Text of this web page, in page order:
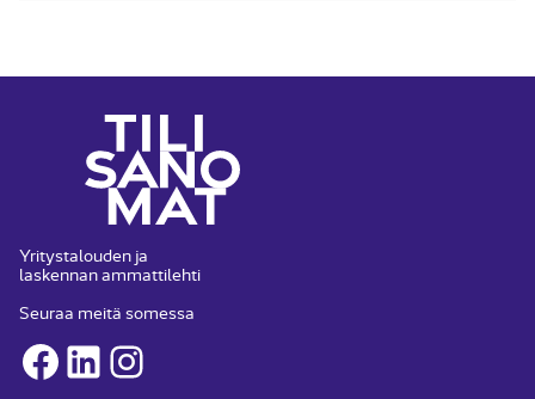
Yritystalouden ja
laskennan ammattilehti
Seuraa meitä somessa
Facebook
LinkedInInstagram